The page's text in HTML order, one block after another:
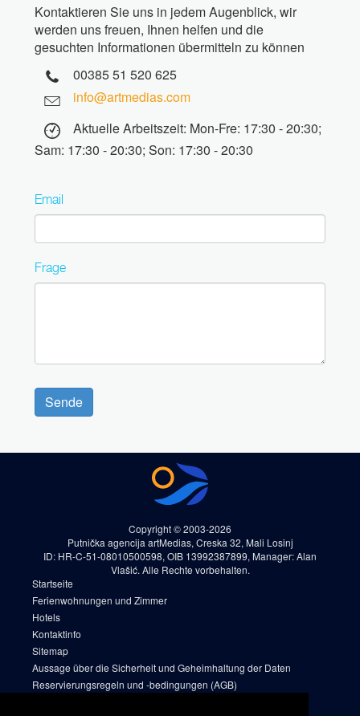
Kontaktieren Sie uns in jedem Augenblick, wir
werden uns freuen, Ihnen helfen und die
gesuchten Informationen übermitteln zu können
00385 51 520 625
info@artmedias.com
Aktuelle Arbeitszeit: Mon-Fre: 17:30 - 20:30;
Sam: 17:30 - 20:30; Son: 17:30 - 20:30
Email
Frage
Sende
Copyright © 2003-2026
Putnička agencija artMedias, Creska 32, Mali Losinj
ID: HR-C-51-08010500598, OIB 13992387899, Manager: Alan
Vlašić. Alle Rechte vorbehalten.
Startseite
Ferienwohnungen und Zimmer
Hotels
Kontaktinfo
Sitemap
Aussage über die Sicherheit und Geheimhaltung der Daten
Reservierungsregeln und -bedingungen (AGB)